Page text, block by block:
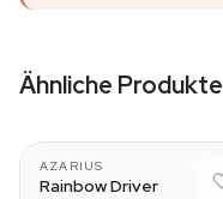
Ähnliche Produkte
AZARIUS
Rainbow Driver